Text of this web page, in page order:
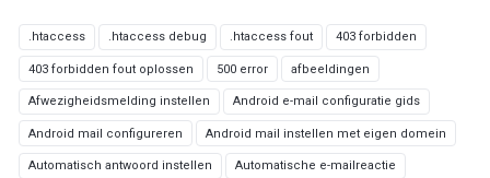
.htaccess .htaccess debug .htaccess fout 403 forbidden
403 forbidden fout oplossen 500 error afbeeldingen
Afwezigheidsmelding instellen Android e-mail configuratie gids
Android mail configureren Android mail instellen met eigen domein
Automatisch antwoord instellen Automatische e-mailreactie